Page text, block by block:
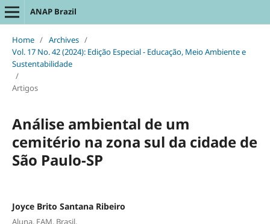
ANAP Brazil
Home / Archives /
Vol. 17 No. 42 (2024): Edição Especial - Educação, Meio Ambiente e
Sustentabilidade
/
Artigos
Análise ambiental de um
cemitério na zona sul da cidade de
São Paulo-SP
Joyce Brito Santana Ribeiro